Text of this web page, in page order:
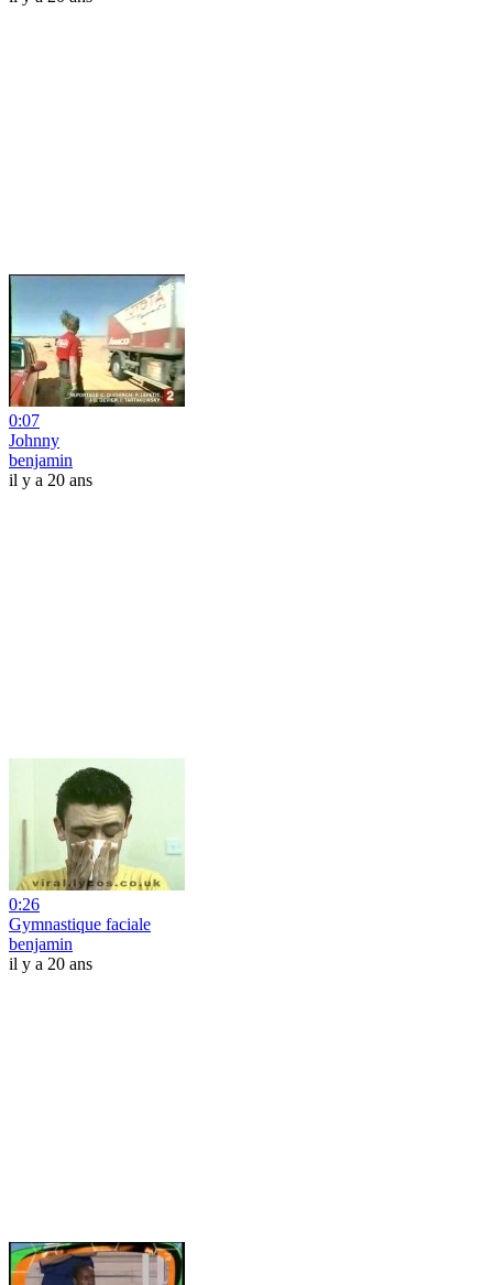
0:07
Johnny
benjamin
il y a 20 ans
0:26
Gymnastique faciale
benjamin
il y a 20 ans